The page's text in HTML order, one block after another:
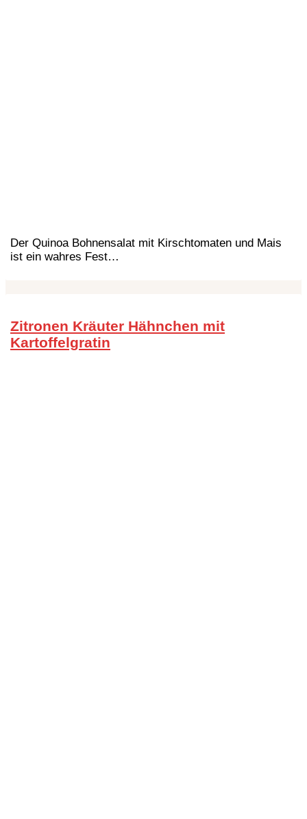
Der Quinoa Bohnensalat mit Kirschtomaten und Mais
ist ein wahres Fest…
Zitronen Kräuter Hähnchen mit
Kartoffelgratin